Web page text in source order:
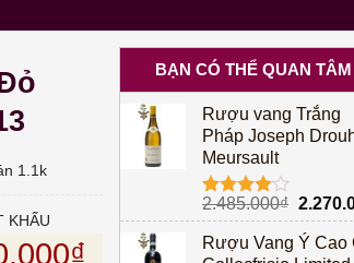
BẠN CÓ THỂ QUAN TÂM
Rượu vang Trắng
Pháp Joseph
Meursault
Được
xếp hạng
4.005
2.485.000₫ Giá
gốc
là:
Rượu Vang Ý Cao
1.1k
KHẤU
là: 1.440.000₫.
₫ Giá hiện tại là: